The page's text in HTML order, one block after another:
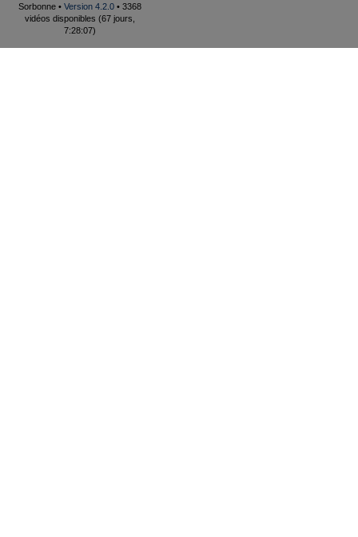
Sorbonne • Version 4.2.0 • 3368
vidéos disponibles (67 jours,
7:28:07)